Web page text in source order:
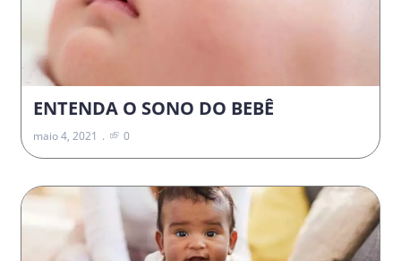
ENTENDA O SONO DO BEBÊ
maio 4, 2021 0